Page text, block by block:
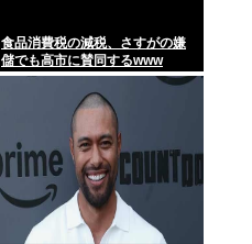
食品消費税の減税、さすがの嫌
儲でも高市に賛同するwww